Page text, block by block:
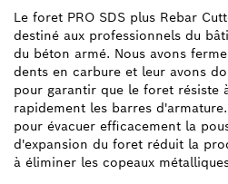
Le foret PRO SDS plus Rebar
destiné aux professionnels du
du béton armé. Nous avons
dents en carbure et leur avons
pour garantir que le foret résiste
rapidement les barres
pour évacuer efficacement la
d'expansion du foret réduit la
à éliminer les copeaux